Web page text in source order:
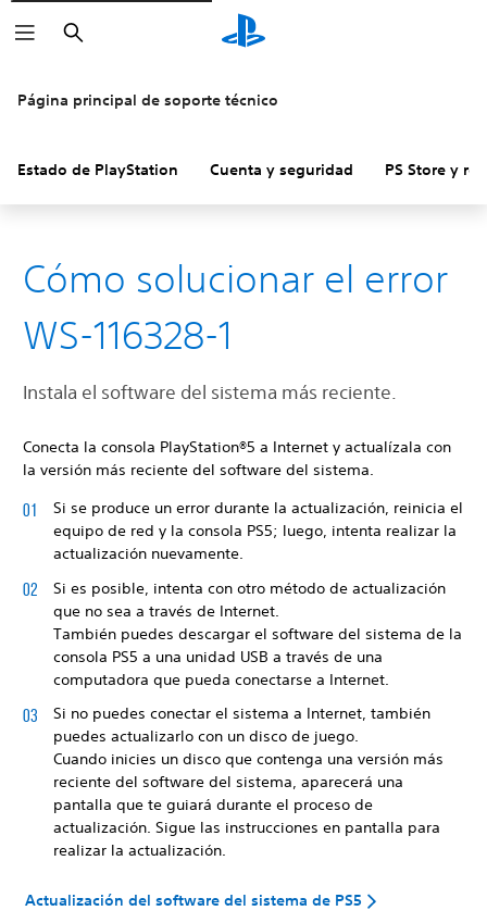
Buscar
Página principal de soporte técnico
Estado de PlayStation Cuenta y seguridad PS Store y
Cómo solucionar el error
WS-116328-1
Instala el software del sistema más reciente.
Conecta la consola PlayStation®5 a Internet y actualízala con
la versión más reciente del software del sistema.
Si se produce un error durante la actualización, reinicia el
equipo de red y la consola PS5; luego, intenta realizar la
actualización nuevamente.
Si es posible, intenta con otro método de actualización
que no sea a través de Internet.
También puedes descargar el software del sistema de la
consola PS5 a una unidad USB a través de una
computadora que pueda conectarse a Internet.
Si no puedes conectar el sistema a Internet, también
puedes actualizarlo con un disco de juego.
Cuando inicies un disco que contenga una versión más
reciente del software del sistema, aparecerá una
pantalla que te guiará durante el proceso de
actualización. Sigue las instrucciones en pantalla para
realizar la actualización.
Actualización del software del sistema de PS5